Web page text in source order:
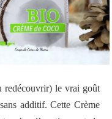
redécouvrir) le vrai goût
additif. Cette Crème